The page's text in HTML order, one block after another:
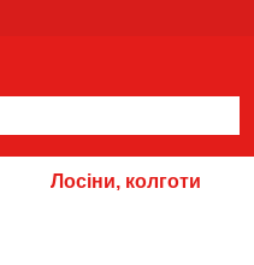
Лосіни, колготи